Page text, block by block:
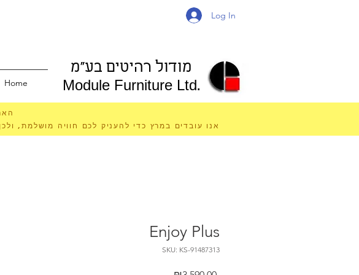
Log In
Home
מודול רהיטים בע"מ
Module Furniture Ltd.
אנו עובדים במרץ כדי להעניק לכם חוויה מושלמת,
Enjoy Plus
SKU: KS-91487313